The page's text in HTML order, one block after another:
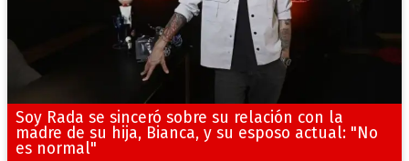
Soy Rada se sinceró sobre su relación con la
madre de su hija, Bianca, y su esposo actual: "No
es normal"